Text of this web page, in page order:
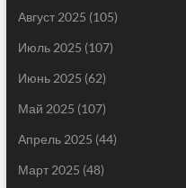
Август 2025 (105)
Июль 2025 (107)
Июнь 2025 (62)
Май 2025 (107)
Апрель 2025 (44)
Март 2025 (48)